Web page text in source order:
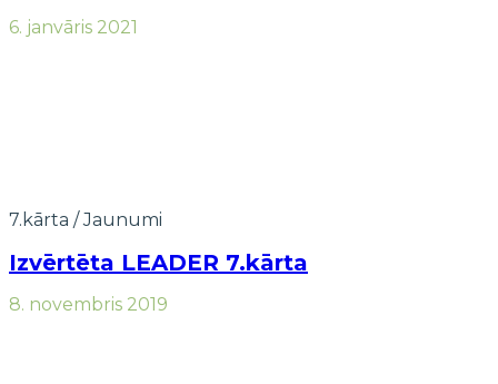
6. janvāris 2021
7.kārta /Jaunumi
Izvērtēta LEADER 7.kārta
8. novembris 2019